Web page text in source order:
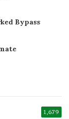
Bypass
1,679